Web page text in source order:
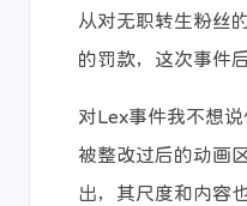
从对无职转生粉丝
的罚款，这次事件
对Lex事件我不想
被整改过后的动画
出，其尺度和内容